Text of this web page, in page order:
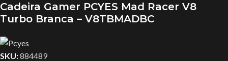
Cadeira Gamer PCYES Mad Racer V8
Turbo Branca – V8TBMADBC
SKU:884489